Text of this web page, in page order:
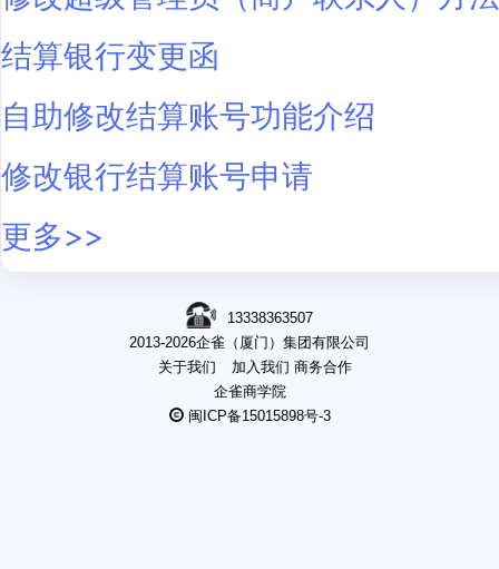
结算银行变更函
自助修改结算账号功能介绍
修改银行结算账号申请
更多>>
13338363507
2013-2026企雀（厦门）集团有限公司
关于我们
加入我们 商务合作
企雀商学院
闽ICP备15015898号-3